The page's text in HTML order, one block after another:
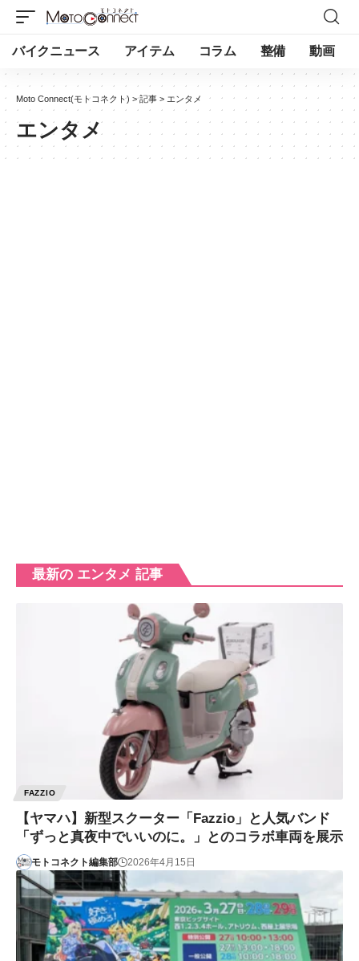
バイクニュース アイテム コラム 整備 動画
Moto Connect(モトコネクト) >記事 > エンタメ
エンタメ
最新の エンタメ 記事
FAZZIO
【ヤマハ】新型スクーター「Fazzio」と人気バンド
「ずっと真夜中でいいのに。」とのコラボ車両を展示
モトコネクト編集部 2026年4月15日